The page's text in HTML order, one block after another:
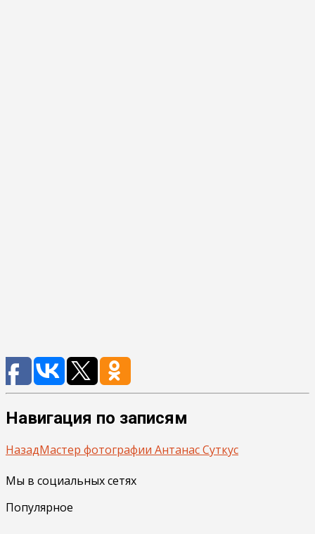
Навигация по записям
НазадМастер фотографии Антанас Суткус
Мы в социальных сетях
Популярное